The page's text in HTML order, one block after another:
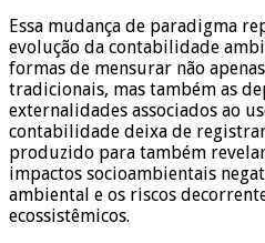
Essa mudança de paradigma
evolução da contabilidade
formas de mensurar não
tradicionais, mas também as
externalidades associados ao
contabilidade deixa de
produzido para também
impactos socioambientais
ambiental e os riscos
ecossistêmicos.